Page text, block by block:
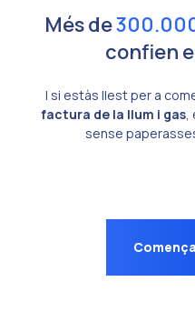
Més de
confien
I si estàs llest per a
factura de la llum i gas,
sense